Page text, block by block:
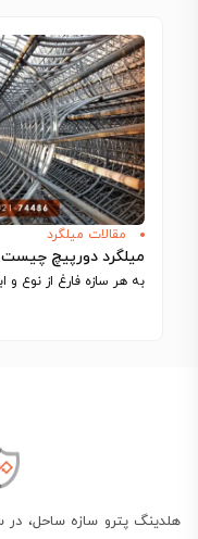
مقالات میلگرد
میلگرد دورپیچ چیست
به هر سازه فارغ از نوع